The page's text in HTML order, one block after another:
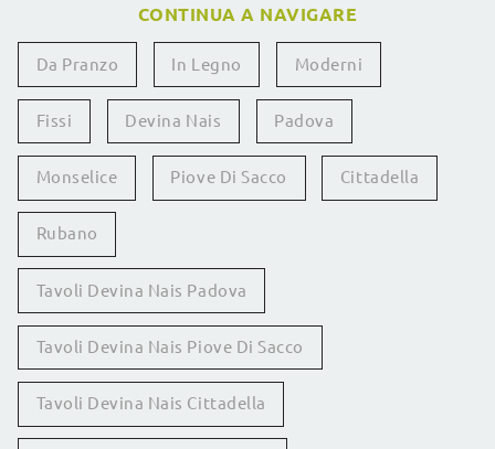
CONTINUA A NAVIGARE
Da Pranzo In Legno Moderni
Fissi Devina Nais Padova
Monselice Piove Di Sacco Cittadella
Rubano
Tavoli Devina Nais Padova
Tavoli Devina Nais Piove Di Sacco
Tavoli Devina Nais Cittadella